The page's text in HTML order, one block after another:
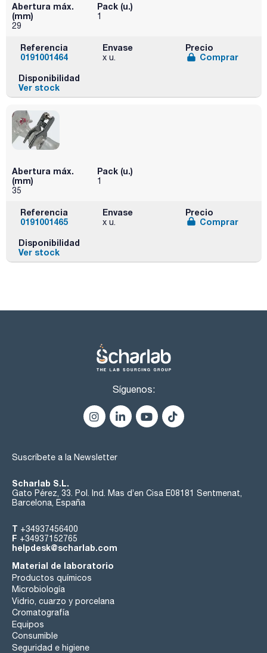
Abertura máx.
(mm)
29
Pack (u.)
1
Referencia
0191001464
Envase
x u.
Precio
Comprar
Disponibilidad
Ver stock
Abertura máx.
(mm)
35
Pack (u.)
1
Referencia
0191001465
Envase
x u.
Precio
Comprar
Disponibilidad
Ver stock
Síguenos:
Suscríbete a la Newsletter
Scharlab S.L.
Gato Pérez, 33. Pol. Ind. Mas d’en Cisa E08181 Sentmenat,
Barcelona, España
T +34937456400
F +34937152765
helpdesk@scharlab.com
Material de laboratorio
Productos químicos
Microbiología
Vidrio, cuarzo y porcelana
Cromatografía
Equipos
Consumible
Seguridad e higiene